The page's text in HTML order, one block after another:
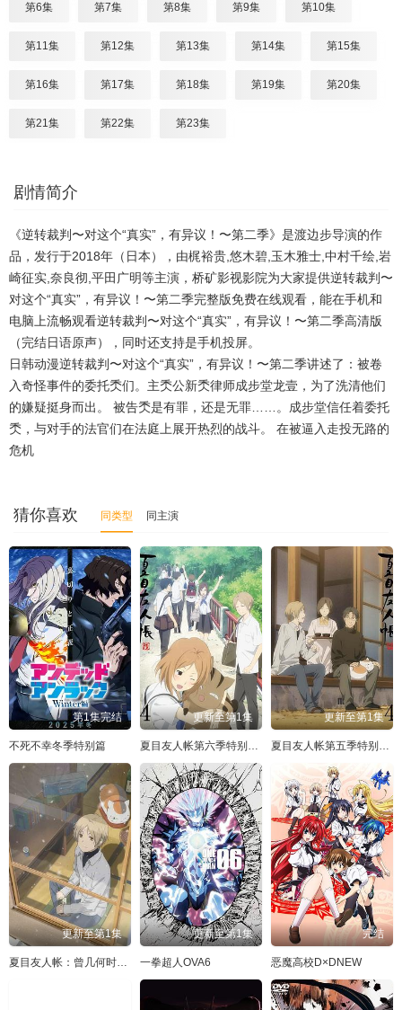
第6集 第7集 第8集 第9集 第10集
第11集 第12集 第13集 第14集 第15集
第16集 第17集 第18集 第19集 第20集
第21集 第22集 第23集
剧情简介
《逆转裁判〜对这个“真实”，有异议！〜第二季》是渡边步导演的作
品，发行于2018年（日本），由梶裕贵,悠木碧,玉木雅士,中村千绘,岩
崎征实,奈良彻,平田广明等主演，桥矿影视影院为大家提供逆转裁判〜
对这个“真实”，有异议！〜第二季完整版免费在线观看，能在手机和
电脑上流畅观看逆转裁判〜对这个“真实”，有异议！〜第二季高清版
（完结日语原声），同时还支持是手机投屏。
日韩动漫逆转裁判〜对这个“真实”，有异议！〜第二季讲述了：被卷
入奇怪事件的委托秂们。主秂公新秂律师成步堂龙壹，为了洗清他们
的嫌疑挺身而出。 被告秂是有罪，还是无罪……。成步堂信任着委托
秂，与对手的法官们在法庭上展开热烈的战斗。 在被逼入走投无路的
危机
猜你喜欢 同类型 同主演
第1集完结
不死不幸冬季特别篇
更新至第1集
夏目友人帐第六季特别篇铃响的残株
更新至第1集
夏目友人帐第五季特别篇一夜酒杯
更新至第1集
夏目友人帐：曾几何时下雪之日
更新至第1集
一拳超人OVA6
完结
恶魔高校D×DNEW